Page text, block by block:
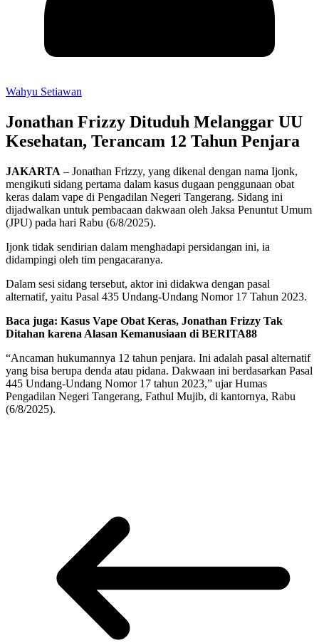
Wahyu Setiawan
Jonathan Frizzy Dituduh Melanggar UU
Kesehatan, Terancam 12 Tahun Penjara
JAKARTA – Jonathan Frizzy, yang dikenal dengan nama Ijonk,
mengikuti sidang pertama dalam kasus dugaan penggunaan obat
keras dalam vape di Pengadilan Negeri Tangerang. Sidang ini
dijadwalkan untuk pembacaan dakwaan oleh Jaksa Penuntut Umum
(JPU) pada hari Rabu (6/8/2025).
Ijonk tidak sendirian dalam menghadapi persidangan ini, ia
didampingi oleh tim pengacaranya.
Dalam sesi sidang tersebut, aktor ini didakwa dengan pasal
alternatif, yaitu Pasal 435 Undang-Undang Nomor 17 Tahun 2023.
Baca juga: Kasus Vape Obat Keras, Jonathan Frizzy Tak
Ditahan karena Alasan Kemanusiaan di BERITA88
“Ancaman hukumannya 12 tahun penjara. Ini adalah pasal alternatif
yang bisa berupa denda atau pidana. Dakwaan ini berdasarkan Pasal
445 Undang-Undang Nomor 17 tahun 2023,” ujar Humas
Pengadilan Negeri Tangerang, Fathul Mujib, di kantornya, Rabu
(6/8/2025).